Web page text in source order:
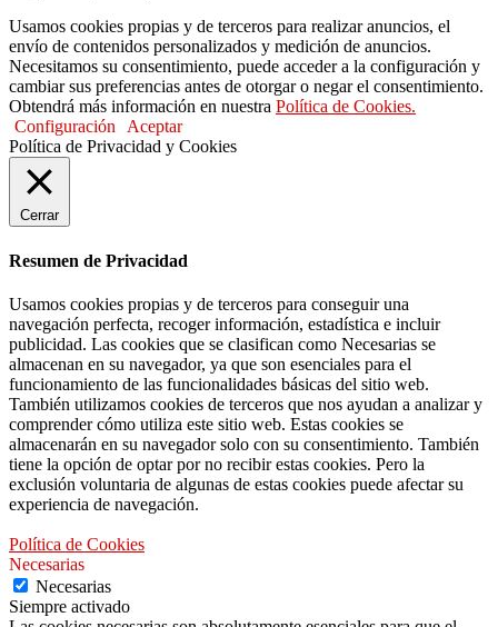
Usamos cookies propias y de terceros para realizar anuncios, el
envío de contenidos personalizados y medición de anuncios.
Necesitamos su consentimiento, puede acceder a la configuración y
cambiar sus preferencias antes de otorgar o negar el consentimiento.
Obtendrá más información en nuestra Política de Cookies.
Configuración Aceptar
Política de Privacidad y Cookies
Cerrar
Resumen de Privacidad
Usamos cookies propias y de terceros para conseguir una
navegación perfecta, recoger información, estadística e incluir
publicidad. Las cookies que se clasifican como Necesarias se
almacenan en su navegador, ya que son esenciales para el
funcionamiento de las funcionalidades básicas del sitio web.
También utilizamos cookies de terceros que nos ayudan a analizar y
comprender cómo utiliza este sitio web. Estas cookies se
almacenarán en su navegador solo con su consentimiento. También
tiene la opción de optar por no recibir estas cookies. Pero la
exclusión voluntaria de algunas de estas cookies puede afectar su
experiencia de navegación.
Política de Cookies
Necesarias
Necesarias
Siempre activado